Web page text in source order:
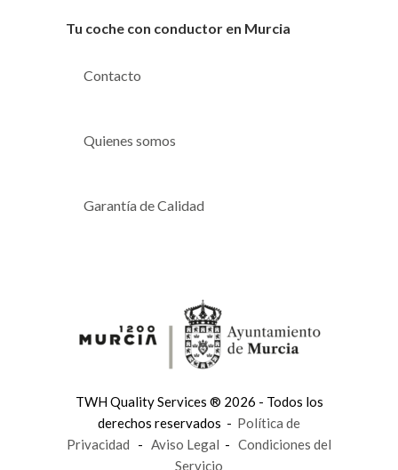
Tu coche con conductor en Murcia
Contacto
Quienes somos
Garantía de Calidad
TWH Quality Services ® 2026 - Todos los
derechos reservados - Política de
Privacidad - Aviso Legal - Condiciones del
Servicio